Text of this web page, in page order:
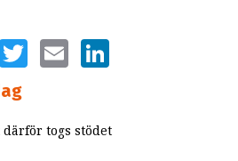
TWITTEREMAIL LINKEDIN
därför togs stödet